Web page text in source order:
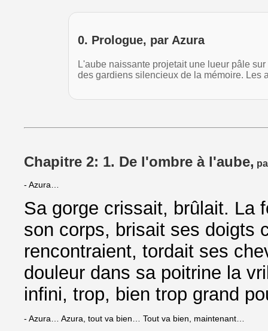
0. Prologue, par Azura
L'aube naissante projetait une lueur pâle
des gardiens silencieux de la mémoire. Les
Chapitre 2: 1. De l'ombre à l'aube,
- Azura…
Sa gorge crissait, brûlait. La
son corps, brisait ses doigts
rencontraient, tordait ses
douleur dans sa poitrine la
infini, trop, bien trop grand
- Azura… Azura, tout va bien… Tout va bien, maintenant…